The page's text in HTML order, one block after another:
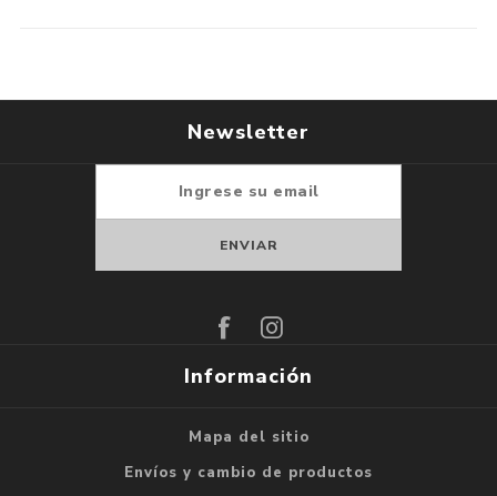
Newsletter
Información
Mapa del sitio
Envíos y cambio de productos